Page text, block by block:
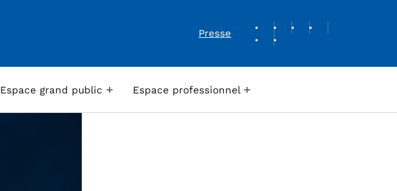
Presse
REVUE DE PRESSE
Espace grand public Espace professionnel